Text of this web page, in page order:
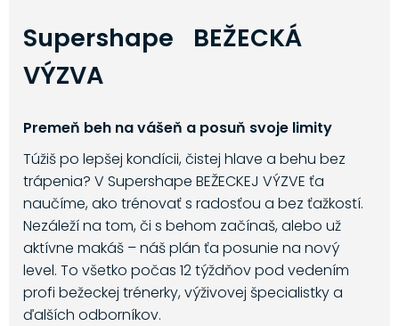
Supershape BEŽECKÁ
VÝZVA
Premeň beh na vášeň a posuň svoje limity
Túžiš po lepšej kondícii, čistej hlave a behu bez
trápenia? V Supershape BEŽECKEJ VÝZVE ťa
naučíme, ako trénovať s radosťou a bez ťažkostí.
Nezáleží na tom, či s behom začínaš, alebo už
aktívne makáš – náš plán ťa posunie na nový
level. To všetko počas 12 týždňov pod vedením
profi bežeckej trénerky, výživovej špecialistky a
ďalších odborníkov.